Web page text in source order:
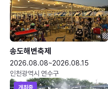
송도해변축제
2026.08.08~2026.08.15
인천광역시 연수구
개최중